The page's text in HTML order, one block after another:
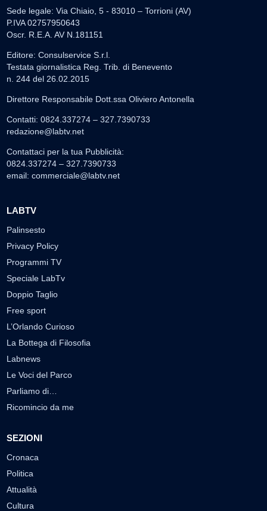
Sede legale: Via Chiaio, 5 - 83010 – Torrioni (AV)
P.IVA 02757950643
Oscr. R.E.A. AV N.181151
Editore: Consulservice S.r.l.
Testata giornalistica Reg. Trib. di Benevento
n. 244 del 26.02.2015
Direttore Responsabile Dott.ssa Oliviero Antonella
Contatti: 0824.337274 – 327.7390733
redazione@labtv.net
Contattaci per la tua Pubblicità:
0824.337274 – 327.7390733
email: commerciale@labtv.net
LABTV
Palinsesto
Privacy Policy
Programmi TV
Speciale LabTv
Doppio Taglio
Free sport
L’Orlando Curioso
La Bottega di Filosofia
Labnews
Le Voci del Parco
Parliamo di…
Ricomincio da me
SEZIONI
Cronaca
Politica
Attualità
Cultura